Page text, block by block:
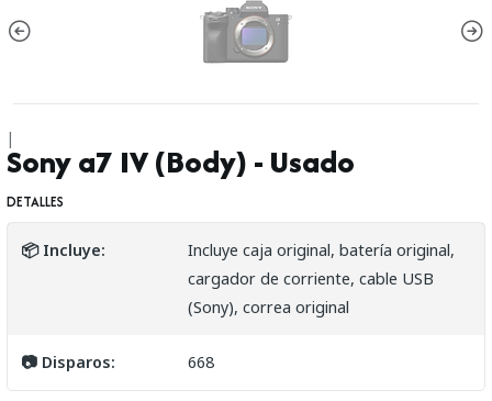
|
Sony a7 IV (Body) - Usado
DETALLES
📦 Incluye:
Incluye caja original, batería original,
cargador de corriente, cable USB
(Sony), correa original
📷 Disparos: 668